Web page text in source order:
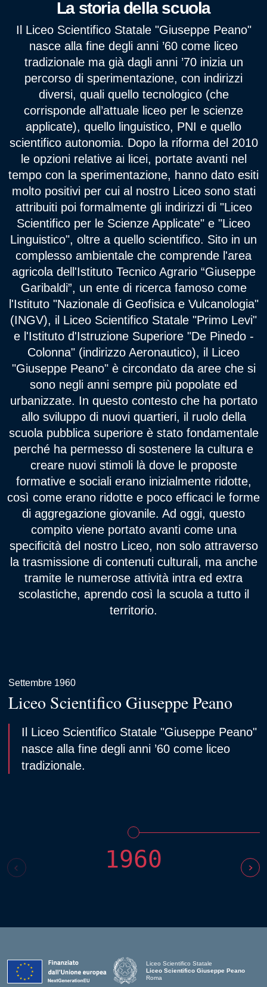
La storia della scuola
Il Liceo Scientifico Statale "Giuseppe Peano"
nasce alla fine degli anni ’60 come liceo
tradizionale ma già dagli anni ’70 inizia un
percorso di sperimentazione, con indirizzi
diversi, quali quello tecnologico (che
corrisponde all’attuale liceo per le scienze
applicate), quello linguistico, PNI e quello
scientifico autonomia. Dopo la riforma del 2010
le opzioni relative ai licei, portate avanti nel
tempo con la sperimentazione, hanno dato esiti
molto positivi per cui al nostro Liceo sono stati
attribuiti poi formalmente gli indirizzi di "Liceo
Scientifico per le Scienze Applicate" e "Liceo
Linguistico", oltre a quello scientifico. Sito in un
complesso ambientale che comprende l'area
agricola dell'Istituto Tecnico Agrario “Giuseppe
Garibaldi”, un ente di ricerca famoso come
l'Istituto "Nazionale di Geofisica e Vulcanologia"
(INGV), il Liceo Scientifico Statale "Primo Levi"
e l'Istituto d'Istruzione Superiore "De Pinedo -
Colonna" (indirizzo Aeronautico), il Liceo
"Giuseppe Peano" è circondato da aree che si
sono negli anni sempre più popolate ed
urbanizzate. In questo contesto che ha portato
allo sviluppo di nuovi quartieri, il ruolo della
scuola pubblica superiore è stato fondamentale
perché ha permesso di sostenere la cultura e
creare nuovi stimoli là dove le proposte
formative e sociali erano inizialmente ridotte,
così come erano ridotte e poco efficaci le forme
di aggregazione giovanile. Ad oggi, questo
compito viene portato avanti come una
specificità del nostro Liceo, non solo attraverso
la trasmissione di contenuti culturali, ma anche
tramite le numerose attività intra ed extra
scolastiche, aprendo così la scuola a tutto il
territorio.
Settembre 1960
Liceo Scientifico Giuseppe Peano
Il Liceo Scientifico Statale "Giuseppe Peano"
nasce alla fine degli anni ’60 come liceo
tradizionale.
1960
Liceo Scientifico Statale
Liceo Scientifico Giuseppe Peano
Roma